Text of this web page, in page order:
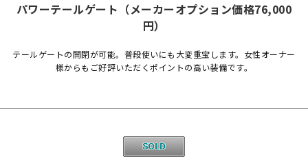
パワーテールゲート（メーカーオプション価格76,000
円）
テールゲートの開閉が可能。普段使いにも大変重宝します。女性オーナー
様からもご好評いただくポイントの高い装備です。